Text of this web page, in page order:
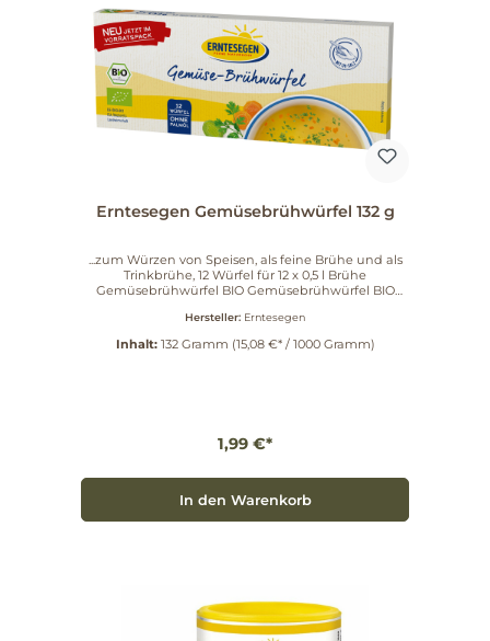
Erntesegen Gemüsebrühwürfel 132 g
...zum Würzen von Speisen, als feine Brühe und als
Trinkbrühe, 12 Würfel für 12 x 0,5 l Brühe
Gemüsebrühwürfel BIO Gemüsebrühwürfel BIO
Trinkbrühe.
Hersteller: Erntesegen
Inhalt: 132 Gramm (15,08 €* / 1000 Gramm)
1,99 €*
In den Warenkorb